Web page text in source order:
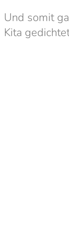
Und somit
Kita